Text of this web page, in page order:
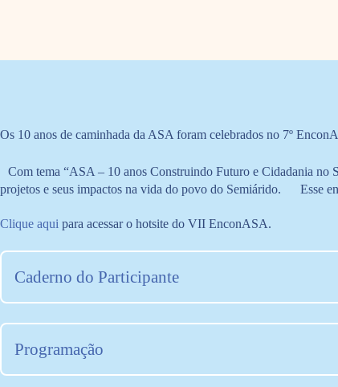
Os 10 anos de caminhada da ASA foram celebrados no 7º
Com tema “ASA – 10 anos Construindo Futuro e Cidadania no
projetos e seus impactos na vida do povo do Semiárido. Esse
Clique aqui para acessar o hotsite do VII EnconASA.
Caderno do Participante
Baixar
Programação